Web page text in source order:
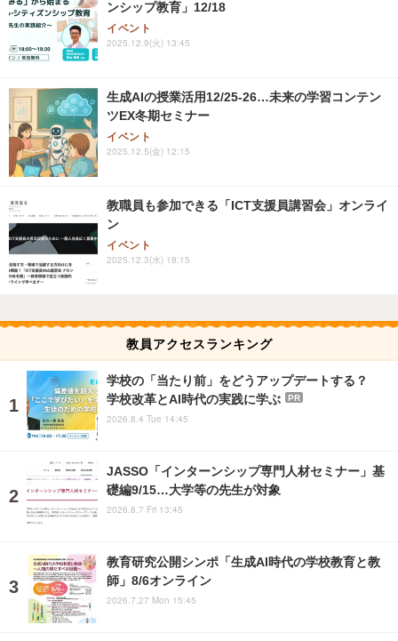
ンシップ教育」12/18
イベント
2025.12.9(火) 13:45
生成AIの授業活用12/25-26…未来の学習コンテン
ツEX冬期セミナー
イベント
2025.12.5(金) 12:15
教職員も参加できる「ICT支援員講習会」オンライ
ン
イベント
2025.12.3(水) 18:15
教員アクセスランキング
学校の「当たり前」をどうアップデートする？
学校改革とAI時代の実践に学ぶ
PR
2026.8.4 Tue 14:45
JASSO「インターンシップ専門人材セミナー」基
礎編9/15…大学等の先生が対象
2026.8.7 Fri 13:45
教育研究公開シンポ「生成AI時代の学校教育と教
師」8/6オンライン
2026.7.27 Mon 15:45